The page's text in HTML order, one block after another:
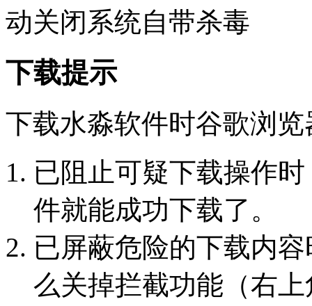
动关闭系统自带杀毒
下载提示
下载水淼软件时谷歌浏
已阻止可疑下载操作
件就能成功下载了。
已屏蔽危险的下载内
么关掉拦截功能（右